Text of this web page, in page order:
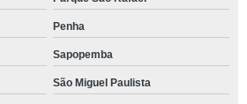
Penha
Sapopemba
São Miguel Paulista